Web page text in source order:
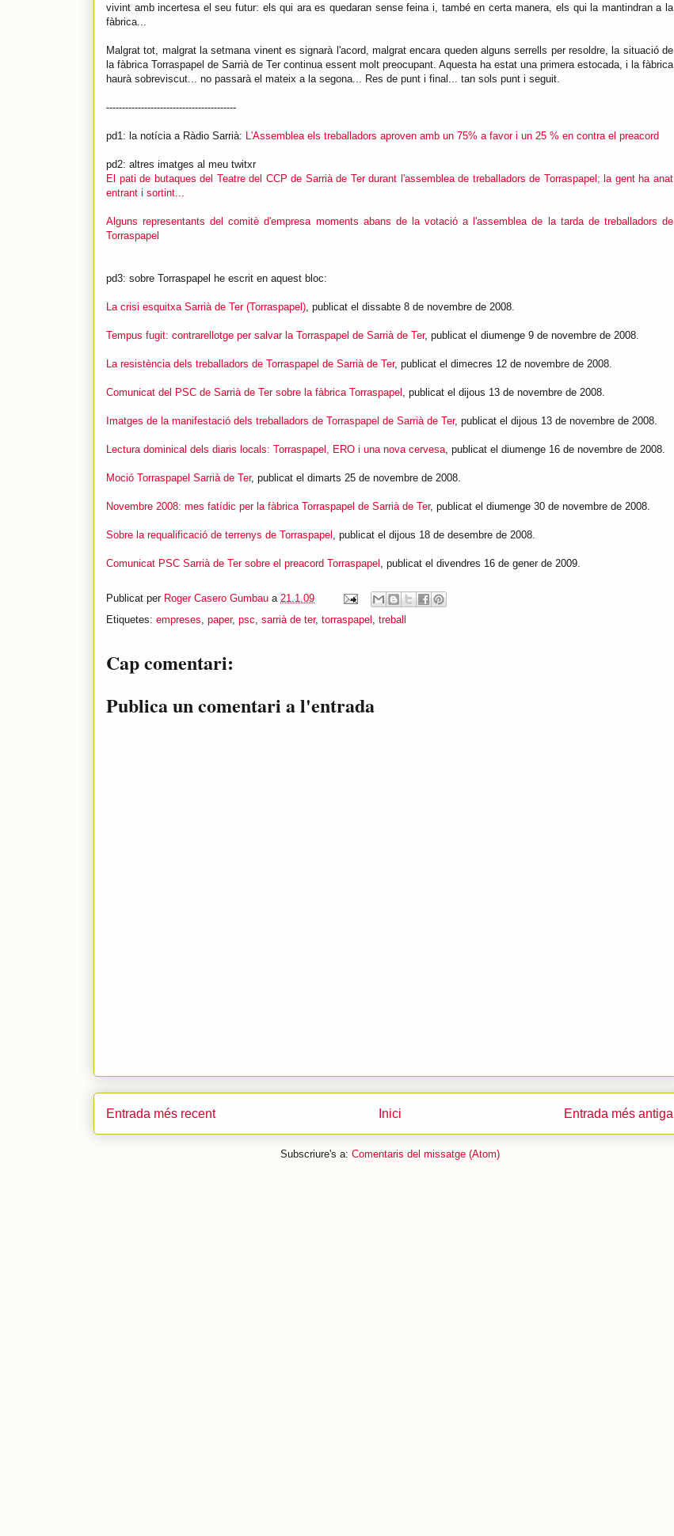
vivint amb incertesa el seu futur: els qui ara es quedaran sense feina i, també en certa manera, els qui la mantindran a la
fàbrica...
Malgrat tot, malgrat la setmana vinent es signarà l'acord, malgrat encara queden alguns serrells per resoldre, la situació de
la fàbrica Torraspapel de Sarrià de Ter continua essent molt preocupant. Aquesta ha estat una primera estocada, i la fàbrica
haurà sobreviscut... no passarà el mateix a la segona... Res de punt i final... tan sols punt i seguit.
-----------------------------------------
pd1: la notícia a Ràdio Sarrià: L'Assemblea els treballadors aproven amb un 75% a favor i un 25 % en contra el preacord
pd2: altres imatges al meu twitxr
El pati de butaques del Teatre del CCP de Sarrià de Ter durant l'assemblea de treballadors de Torraspapel; la gent ha anat
entrant i sortint...
Alguns representants del comitè d'empresa moments abans de la votació a l'assemblea de la tarda de treballadors de
Torraspapel
pd3: sobre Torraspapel he escrit en aquest bloc:
La crisi esquitxa Sarrià de Ter (Torraspapel) , publicat el dissabte 8 de novembre de 2008.
Tempus fugit: contrarellotge per salvar la Torraspapel de Sarrià de Ter, publicat el diumenge 9 de novembre de 2008.
La resistència dels treballadors de Torraspapel de Sarrià de Ter, publicat el dimecres 12 de novembre de 2008.
Comunicat del PSC de Sarrià de Ter sobre la fàbrica Torraspapel , publicat el dijous 13 de novembre de 2008.
Imatges de la manifestació dels treballadors de Torraspapel de Sarrià de Ter, publicat el dijous 13 de novembre de 2008.
Lectura dominical dels diaris locals: Torraspapel, ERO i una nova cervesa , publicat el diumenge 16 de novembre de 2008.
Moció Torraspapel Sarrià de Ter, publicat el dimarts 25 de novembre de 2008.
Novembre 2008: mes fatídic per la fàbrica Torraspapel de Sarrià de Ter, publicat el diumenge 30 de novembre de 2008.
Sobre la requalificació de terrenys de Torraspapel , publicat el dijous 18 de desembre de 2008.
Comunicat PSC Sarrià de Ter sobre el preacord Torraspapel , publicat el divendres 16 de gener de 2009.
Publicat per Roger Casero Gumbau a 21.1.09
Etiquetes: empreses paper, psc sarrià de ter, torraspapel treball
Cap comentari:
Publica un comentari a l'entrada
Entrada més recent Entrada més antiga
Inici
Subscriure's a: Comentaris del missatge (Atom)